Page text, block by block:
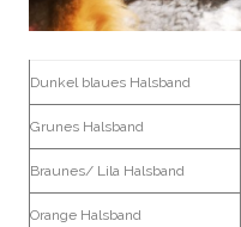
Dunkel blaues Halsband
Grunes Halsband
Braunes/ Lila Halsband
Orange Halsband